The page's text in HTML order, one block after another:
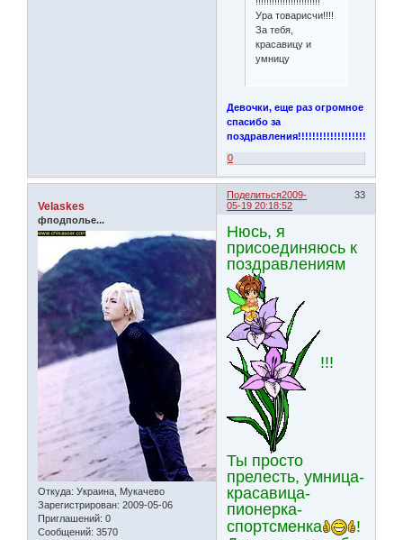
Ура товарисчи!!!!
За тебя,
красавицу и
умницу
Девочки, еще раз огромное
спасибо за
поздравления!!!!!!!!!!!!!!!!!!!!
0
Поделиться 33
2009-
05-19 20:18:52
Velaskes
фподполье...
Откуда: Украина, Мукачево
Зарегистрирован: 2009-05-06
Приглашений: 0
Сообщений: 3570
Нюсь, я
присоединяюсь к
поздравлениям
!!!
Ты просто
прелесть, умница-
красавица-
пионерка-
спортсменка
!